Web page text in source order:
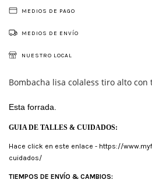
MEDIOS DE PAGO
MEDIOS DE ENVÍO
NUESTRO LOCAL
Bombacha lisa colaless tiro alto con
Esta forrada.
GUIA DE TALLES & CUIDADOS:
Hace click en este enlace - https://
cuidados/
TIEMPOS DE ENVÍO & CAMBIOS: